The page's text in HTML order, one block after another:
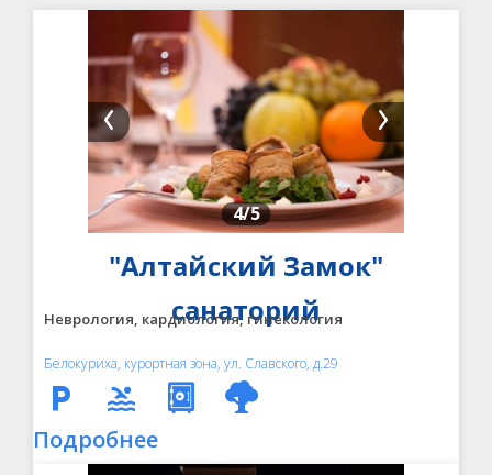
4/5
"Алтайский Замок"
санаторий
Неврология, кардиология, гинекология
Белокуриха, курортная зона, ул. Славского, д.29
Подробнее